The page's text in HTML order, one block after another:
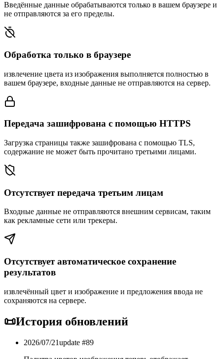
Введённые данные обрабатываются только в вашем браузере и
не отправляются за его пределы.
Обработка только в браузере
извлечение цвета из изображения выполняется полностью в
вашем браузере, входные данные не отправляются на сервер.
Передача зашифрована с помощью HTTPS
Загрузка страницы также зашифрована с помощью TLS,
содержание не может быть прочитано третьими лицами.
Отсутствует передача третьим лицам
Входные данные не отправляются внешним сервисам, таким
как рекламные сети или трекеры.
Отсутствует автоматическое сохранение
результатов
извлечённый цвет и изображение и предложения ввода не
сохраняются на сервере.
📜История обновлений
2026/07/21update #89